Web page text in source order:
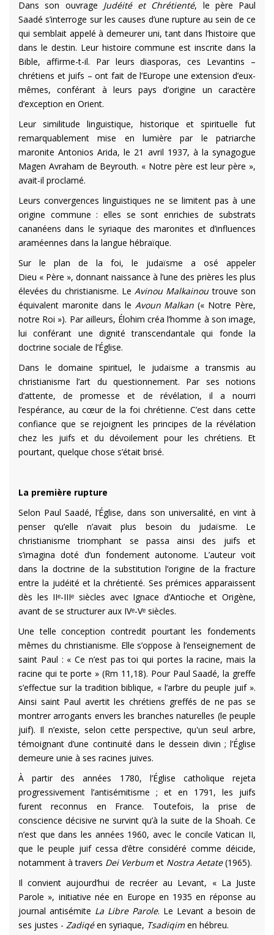
Dans son ouvrage Judéité et Chrétienté, le père Paul
Saadé s’interroge sur les causes d’une rupture au sein de ce
qui semblait appelé à demeurer uni, tant dans l’histoire que
dans le destin. Leur histoire commune est inscrite dans la
Bible, affirme-t-il. Par leurs diasporas, ces Levantins –
chrétiens et juifs – ont fait de l’Europe une extension d’eux-
mêmes, conférant à leurs pays d’origine un caractère
d’exception en Orient.
Leur similitude linguistique, historique et spirituelle fut
remarquablement mise en lumière par le patriarche
maronite Antonios Arida, le 21 avril 1937, à la synagogue
Magen Avraham de Beyrouth. « Notre père est leur père »,
avait-il proclamé.
Leurs convergences linguistiques ne se limitent pas à une
origine commune : elles se sont enrichies de substrats
cananéens dans le syriaque des maronites et d’influences
araméennes dans la langue hébraïque.
Sur le plan de la foi, le judaïsme a osé appeler
Dieu « Père », donnant naissance à l’une des prières les plus
élevées du christianisme. LeAvinou Malkainoutrouve son
équivalent maronite dans le Avoun Malkan (« Notre Père,
notre Roi »). Par ailleurs, Élohim créa l’homme à son image,
lui conférant une dignité transcendantale qui fonde la
doctrine sociale de l’Église.
Dans le domaine spirituel, le judaïsme a transmis au
christianisme l’art du questionnement. Par ses notions
d’attente, de promesse et de révélation, il a nourri
l’espérance, au cœur de la foi chrétienne. C’est dans cette
confiance que se rejoignent les principes de la révélation
chez les juifs et du dévoilement pour les chrétiens. Et
pourtant, quelque chose s’était brisé.
La première rupture
Selon Paul Saadé, l’Église, dans son universalité, en vint à
penser qu’elle n’avait plus besoin du judaïsme. Le
christianisme triomphant se passa ainsi des juifs et
s’imagina doté d’un fondement autonome. L’auteur voit
dans la doctrine de la substitution l’origine de la fracture
entre la judéité et la chrétienté. Ses prémices apparaissent
dès les IIᵉ-IIIᵉ siècles avec Ignace d’Antioche et Origène,
avant de se structurer aux IVᵉ-Vᵉ siècles.
Une telle conception contredit pourtant les fondements
mêmes du christianisme. Elle s’oppose à l’enseignement de
saint Paul : « Ce n’est pas toi qui portes la racine, mais la
racine qui te porte » (Rm 11,18). Pour Paul Saadé, la greffe
s’effectue sur la tradition biblique, « l’arbre du peuple juif ».
Ainsi saint Paul avertit les chrétiens greffés de ne pas se
montrer arrogants envers les branches naturelles (le peuple
juif). Il n’existe, selon cette perspective, qu'un seul arbre,
témoignant d’une continuité dans le dessein divin ; l’Église
demeure unie à ses racines juives.
À partir des années 1780, l’Église catholique rejeta
progressivement l’antisémitisme ; et en 1791, les juifs
furent reconnus en France. Toutefois, la prise de
conscience décisive ne survint qu’à la suite de la Shoah. Ce
n’est que dans les années 1960, avec le concile Vatican II,
que le peuple juif cessa d’être considéré comme déicide,
notamment à travers Dei Verbumet Nostra Aetate(1965).
Il convient aujourd’hui de recréer au Levant, « La Juste
Parole », initiative née en Europe en 1935 en réponse au
journal antisémite La Libre Parole. Le Levant a besoin de
ses justes - Zadiqéen syriaque, Tsadiqimen hébreu.